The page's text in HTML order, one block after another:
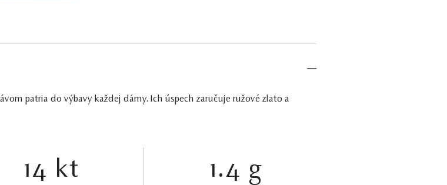
patria do výbavy každej dámy. Ich úspech zaručuje ružové zlato a
14 kt 1.4 g